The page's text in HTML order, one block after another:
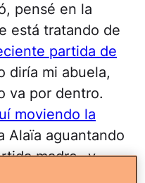
pensé en la
está tratando de
partida de
diría mi abuela,
va por dentro.
moviendo la
Alaïa aguantando
madre- y